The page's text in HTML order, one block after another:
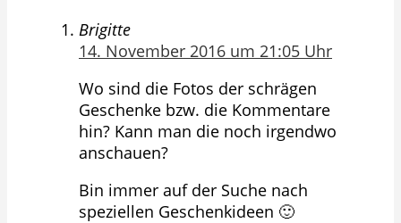
Brigitte
14. November 2016 um 21:05 Uhr
Wo sind die Fotos der schrägen
Geschenke bzw. die Kommentare
hin? Kann man die noch irgendwo
anschauen?
Bin immer auf der Suche nach
speziellen Geschenkideen 🙂